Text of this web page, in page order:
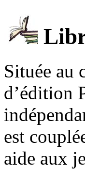
Située au
d’édition
est
aide aux